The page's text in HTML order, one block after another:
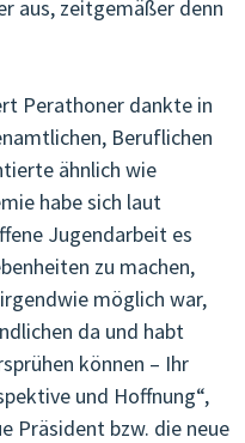
aus, zeitgemäßer denn
Perathoner dankte in
Beruflichen
ähnlich wie
habe sich laut
Jugendarbeit es
zu machen,
möglich war,
da und habt
können – Ihr
und Hoffnung“,
Präsident bzw. die neue